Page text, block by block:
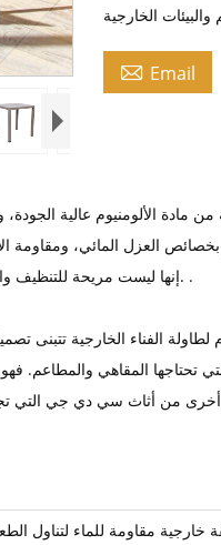
 Email
مادة الألومنيوم عالية
العزل المائي، ومقاومة
إنها ليست مريحة للتنظيف والصيانة فحسب، بل يمكنها أيضًا إطالة عمر خدمة الطاولة. .
لطاولة الفناء الخارجية
المقاهي والمطاعم.
من أثاث سي دي جي التي
خارجية مقاومة للماء لتناول